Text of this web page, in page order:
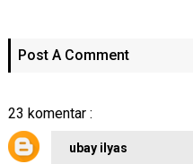
Post A Comment
23 komentar :
ubay ilyas